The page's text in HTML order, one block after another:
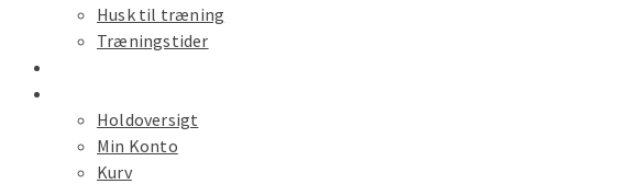
Husk til træning
Træningstider
Holdoversigt
Min Konto
Kurv